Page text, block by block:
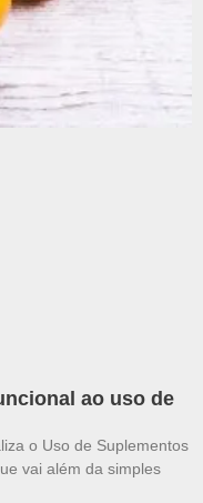
ao uso de
o Uso de Suplementos
vai além da simples